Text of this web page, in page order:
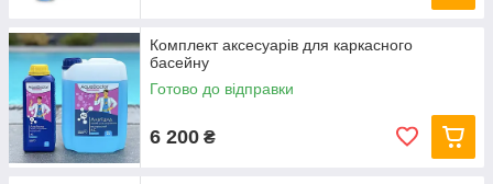
Комплект аксесуарів для каркасного
басейну
Готово до відправки
6 200 ₴